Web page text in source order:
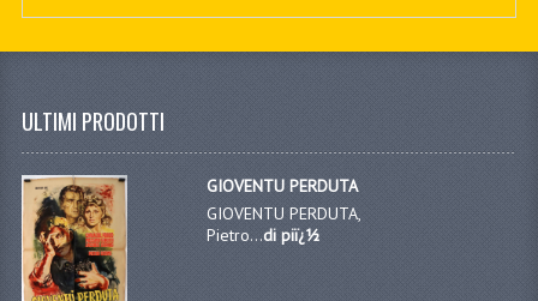
ULTIMI PRODOTTI
GIOVENTU PERDUTA
GIOVENTU PERDUTA,
Pietro...di piï¿½